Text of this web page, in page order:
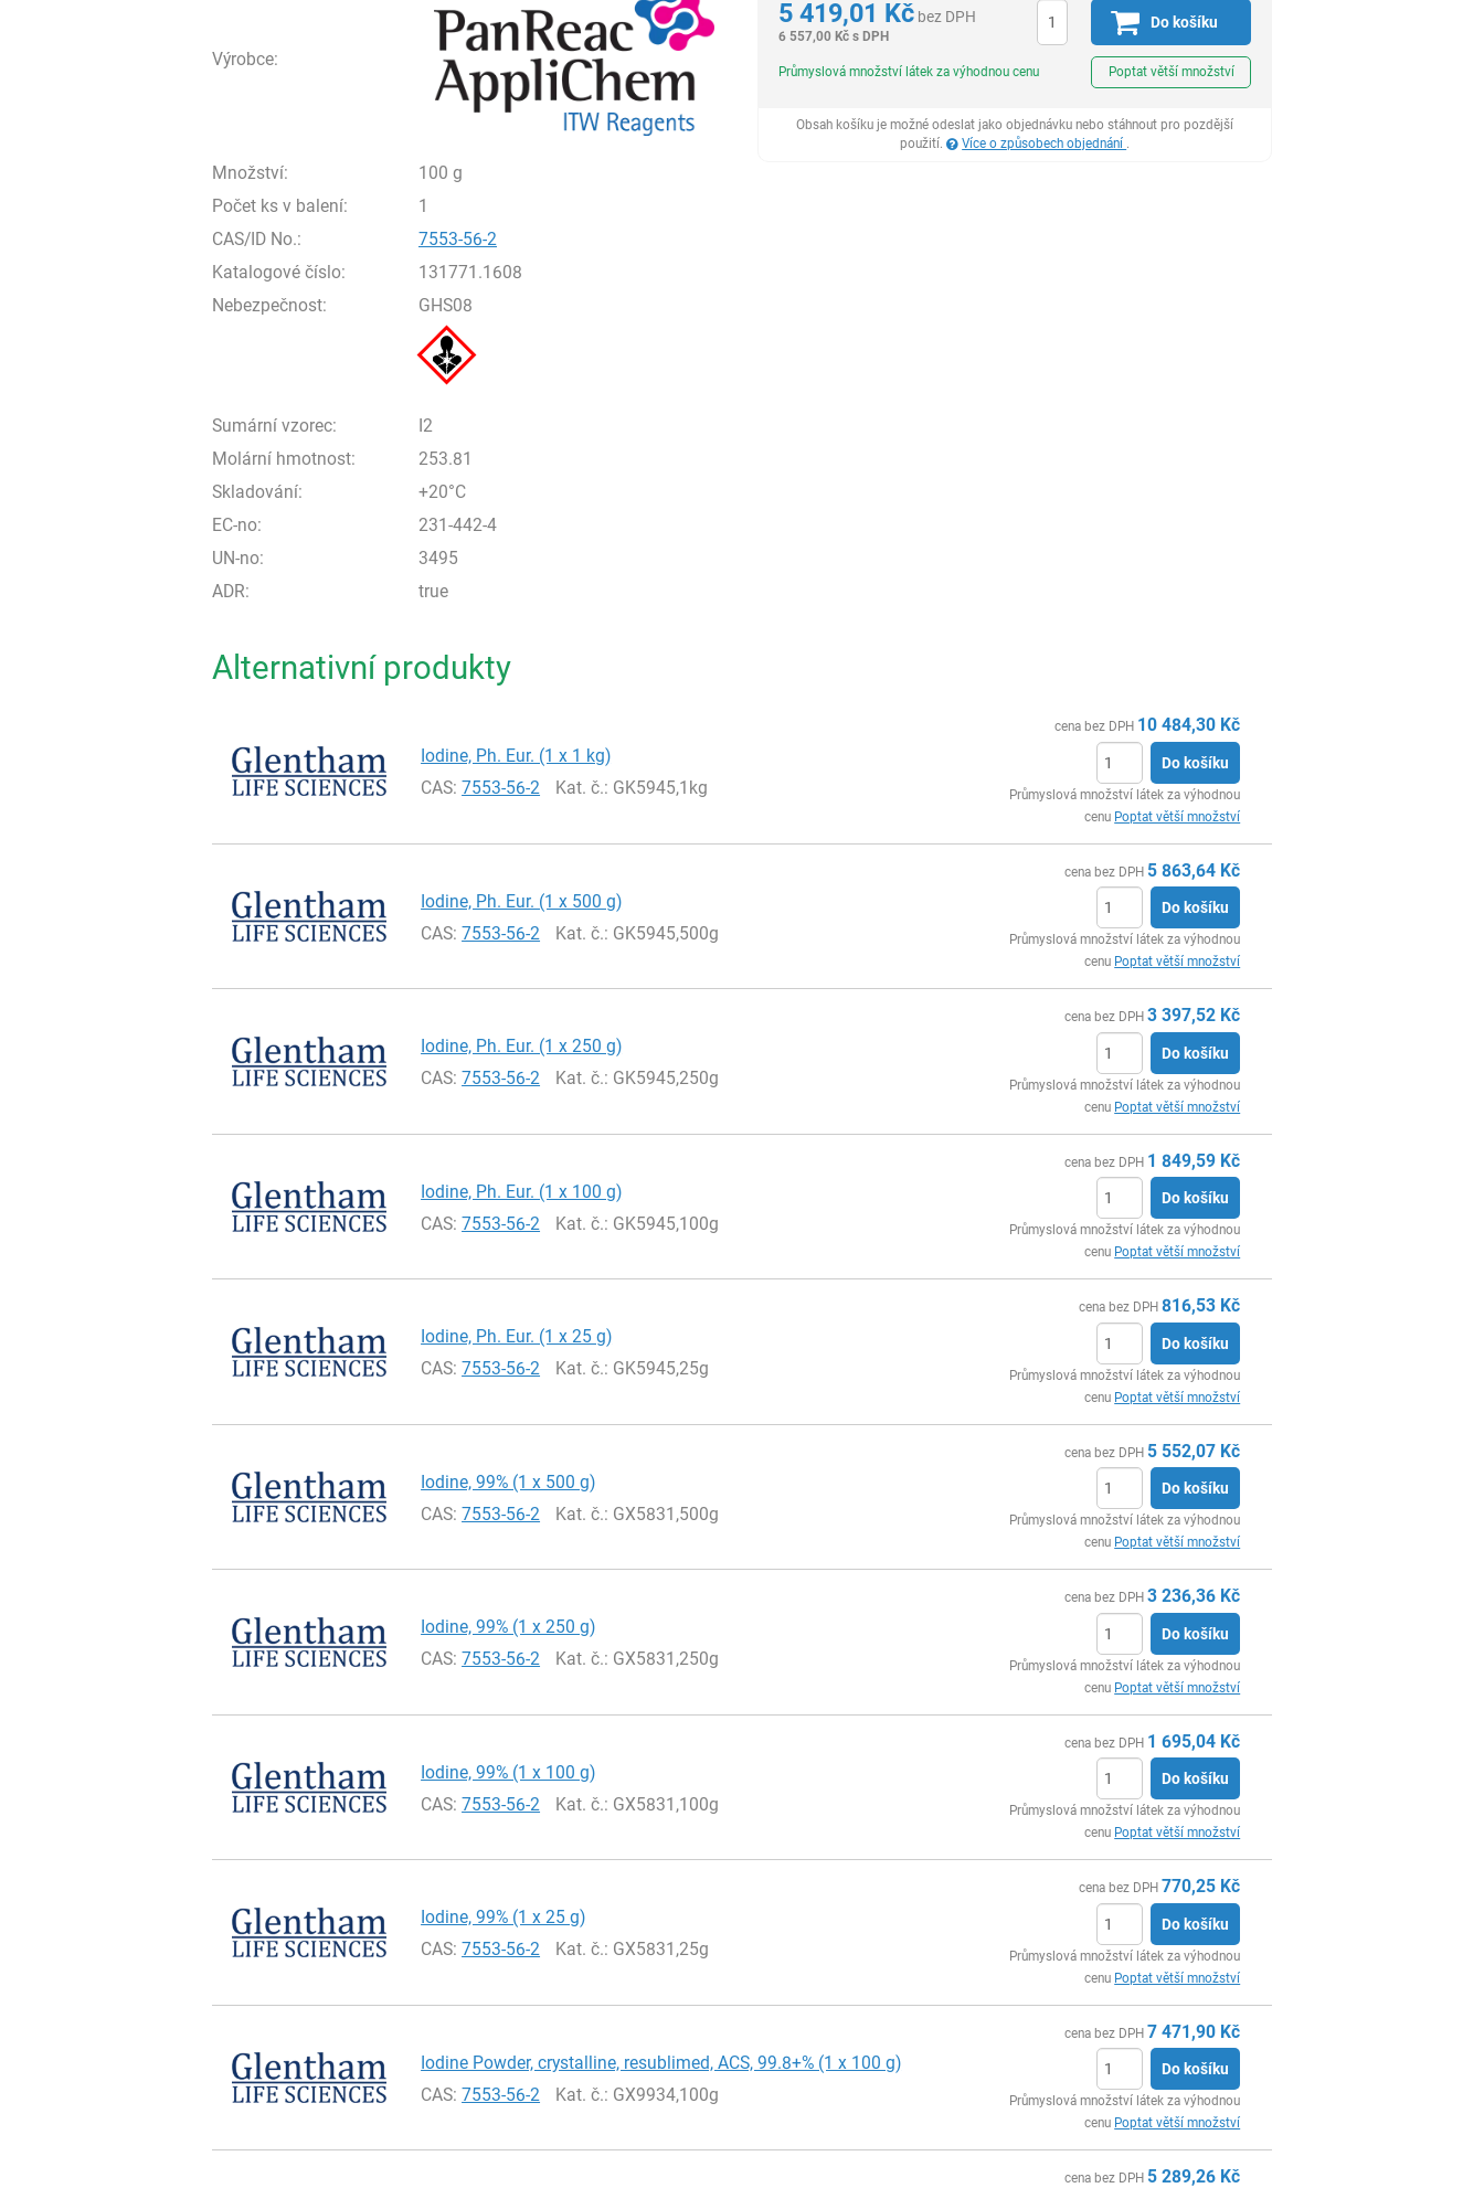
Výrobce:
Množství:
100 g
Počet ks v balení:
1
CAS/ID No.:
7553-56-2
Katalogové číslo:
131771.1608
Nebezpečnost:
GHS08
Sumární vzorec:
I2
Molární hmotnost:
253.81
Skladování:
+20°C
EC-no:
231-442-4
UN-no:
3495
ADR:
true
5 419,01 Kč bez DPH
6 557,00 Kč s DPH
Do košíku
Průmyslová množství látek za výhodnou cenu Poptat větší množství
Obsah košíku je možné odeslat jako objednávku nebo stáhnout pro pozdější
použití.
Více o způsobech objednání .
Alternativní produkty
Iodine, Ph. Eur. (1 x 1 kg)
CAS:7553-56-2 Kat. č.: GK5945,1kg
cena bez DPH 10 484,30 Kč
Do košíku
Průmyslová množství látek za výhodnou
cenu Poptat větší množství
Iodine, Ph. Eur. (1 x 500 g)
CAS:7553-56-2 Kat. č.: GK5945,500g
cena bez DPH 5 863,64 Kč
Do košíku
Průmyslová množství látek za výhodnou
cenu Poptat větší množství
Iodine, Ph. Eur. (1 x 250 g)
CAS:7553-56-2 Kat. č.: GK5945,250g
cena bez DPH 3 397,52 Kč
Do košíku
Průmyslová množství látek za výhodnou
cenu Poptat větší množství
Iodine, Ph. Eur. (1 x 100 g)
CAS:7553-56-2 Kat. č.: GK5945,100g
cena bez DPH 1 849,59 Kč
Do košíku
Průmyslová množství látek za výhodnou
cenu Poptat větší množství
Iodine, Ph. Eur. (1 x 25 g)
CAS:7553-56-2 Kat. č.: GK5945,25g
cena bez DPH 816,53 Kč
Do košíku
Průmyslová množství látek za výhodnou
cenu Poptat větší množství
Iodine, 99% (1 x 500 g)
CAS:7553-56-2 Kat. č.: GX5831,500g
cena bez DPH 5 552,07 Kč
Do košíku
Průmyslová množství látek za výhodnou
cenu Poptat větší množství
Iodine, 99% (1 x 250 g)
CAS:7553-56-2 Kat. č.: GX5831,250g
cena bez DPH 3 236,36 Kč
Do košíku
Průmyslová množství látek za výhodnou
cenu Poptat větší množství
Iodine, 99% (1 x 100 g)
CAS:7553-56-2 Kat. č.: GX5831,100g
cena bez DPH 1 695,04 Kč
Do košíku
Průmyslová množství látek za výhodnou
cenu Poptat větší množství
Iodine, 99% (1 x 25 g)
CAS:7553-56-2 Kat. č.: GX5831,25g
cena bez DPH 770,25 Kč
Do košíku
Průmyslová množství látek za výhodnou
cenu Poptat větší množství
Iodine Powder, crystalline, resublimed, ACS, 99.8+% (1 x 100 g)
CAS:7553-56-2 Kat. č.: GX9934,100g
cena bez DPH 7 471,90 Kč
Do košíku
Průmyslová množství látek za výhodnou
cenu Poptat větší množství
cena bez DPH 5 289,26 Kč